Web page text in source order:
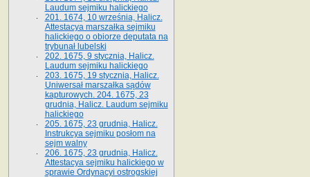
Laudum sejmiku halickiego
201. 1674, 10 września, Halicz.
Attestacya marszałka sejmiku
halickiego o obiorze deputata na
trybunał lubelski
202. 1675, 9 stycznia, Halicz.
Laudum sejmiku halickiego
203. 1675, 19 stycznia, Halicz.
Uniwersał marszałka sądów
kapturowych. 204. 1675, 23
grudnia, Halicz. Laudum sejmiku
halickiego
205. 1675, 23 grudnia, Halicz.
Instrukcya sejmiku posłom na
sejm walny
206. 1675, 23 grudnia, Halicz.
Attestacya sejmiku halickiego w
sprawie Ordynacyi ostrogskiej